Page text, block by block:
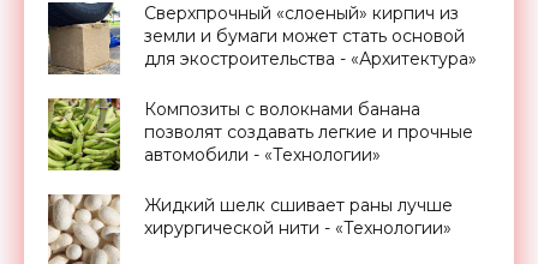
Сверхпрочный «слоеный» кирпич из
земли и бумаги может стать основой
для экостроительства - «Архитектура»
Композиты с волокнами банана
позволят создавать легкие и прочные
автомобили - «Технологии»
Жидкий шелк сшивает раны лучше
хирургической нити - «Технологии»